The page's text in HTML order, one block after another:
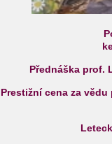
Přednáška prof.
Prestižní cena za